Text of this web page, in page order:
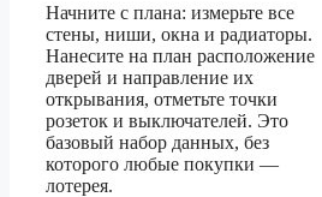
Начните с плана: измерьте все
стены, ниши, окна и радиаторы.
Нанесите на план расположение
дверей и направление их
открывания, отметьте точки
розеток и выключателей. Это
базовый набор данных, без
которого любые покупки —
лотерея.